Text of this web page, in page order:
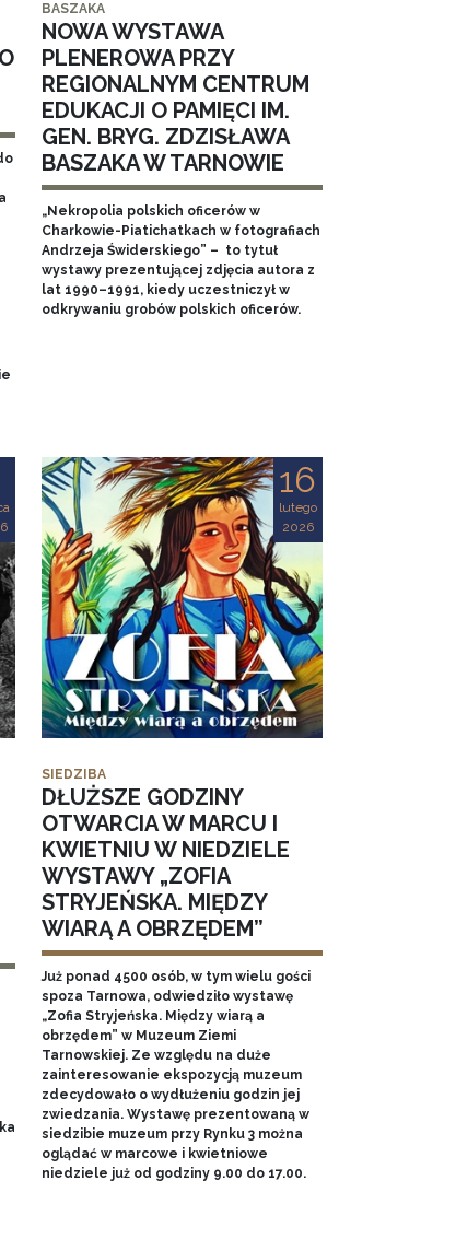
BASZAKA
NOWA WYSTAWA
PLENEROWA PRZY
REGIONALNYM CENTRUM
EDUKACJI O PAMIĘCI IM.
GEN. BRYG. ZDZISŁAWA
BASZAKA W TARNOWIE
„Nekropolia polskich oficerów w
Charkowie-Piatichatkach w fotografiach
Andrzeja Świderskiego” – to tytuł
wystawy prezentującej zdjęcia autora z
lat 1990–1991, kiedy uczestniczył w
odkrywaniu grobów polskich oficerów.
16
lutego
2026
SIEDZIBA
DŁUŻSZE GODZINY
OTWARCIA W MARCU I
KWIETNIU W NIEDZIELE
WYSTAWY „ZOFIA
STRYJEŃSKA. MIĘDZY
WIARĄ A OBRZĘDEM”
Już ponad 4500 osób, w tym wielu gości
spoza Tarnowa, odwiedziło wystawę
„Zofia Stryjeńska. Między wiarą a
obrzędem” w Muzeum Ziemi
Tarnowskiej. Ze względu na duże
zainteresowanie ekspozycją muzeum
zdecydowało o wydłużeniu godzin jej
zwiedzania. Wystawę prezentowaną w
siedzibie muzeum przy Rynku 3 można
oglądać w marcowe i kwietniowe
niedziele już od godziny 9.00 do 17.00.